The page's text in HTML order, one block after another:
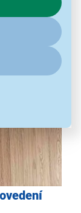
pracujeme,